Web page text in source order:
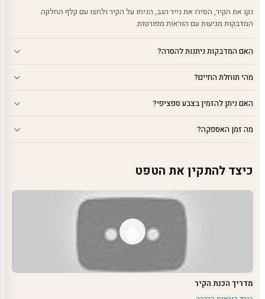
נקו את הקיר, הסירו את נייר הגב, הניחו על הקיר ולחצו עם קלף החלקה.
המדבקות מגיעות עם הוראות מפורטות.
האם המדבקות ניתנות להסרה?
מהי תוחלת החיים?
האם ניתן להזמין בצבע ספציפי?
מה זמן האספקה?
כיצד להתקין את הטפט
מדריך הכנת הקיר